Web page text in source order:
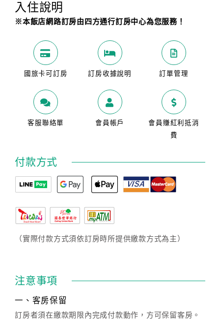
入住說明
※本飯店網路訂房由四方通行訂房中心為您服務！
國旅卡可訂房 訂房收據說明 訂單管理
客服聯絡單 會員帳戶
會員賺紅利抵消
費
付款方式
（實際付款方式須依訂房時所提供繳款方式為主）
注意事項
一、客房保留
訂房者須在繳款期限內完成付款動作，方可保留客房。